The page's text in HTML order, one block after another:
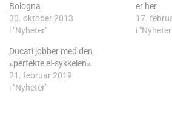
Bologna
30. oktober 2013
i "Nyheter"
er her
17.
i
Ducati jobber med den
«perfekte el-sykkelen»
21. februar 2019
i "Nyheter"